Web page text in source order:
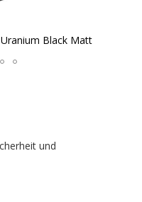
Black Matt
und